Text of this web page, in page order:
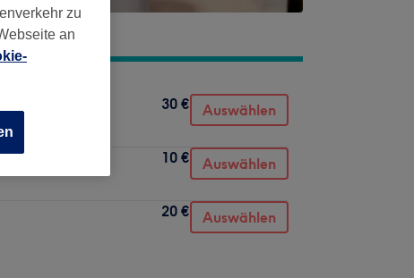
30 € Auswählen
10 € Auswählen
20 € Auswählen
zu
an